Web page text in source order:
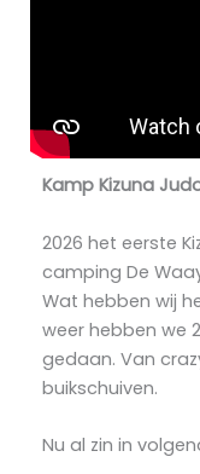
Kamp Kizuna
2026 het eerste
camping De
Wat hebben wij
weer hebben we
gedaan. Van
buikschuiven.
Nu al zin in